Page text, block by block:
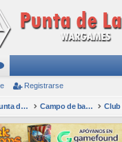
Registrarse
Foro Punta de Lanza Wargames Campo de batalla